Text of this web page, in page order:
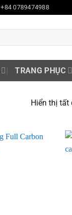
+84 0789474988
TRANG PHỤC
Hiển thị tất